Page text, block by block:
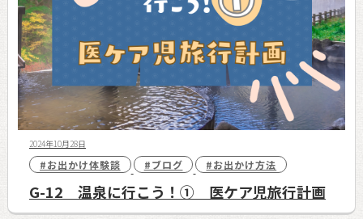
2024年10月28日
#お出かけ体験談 #ブログ #お出かけ方法
G-12 温泉に行こう！① 医ケア児旅行計画